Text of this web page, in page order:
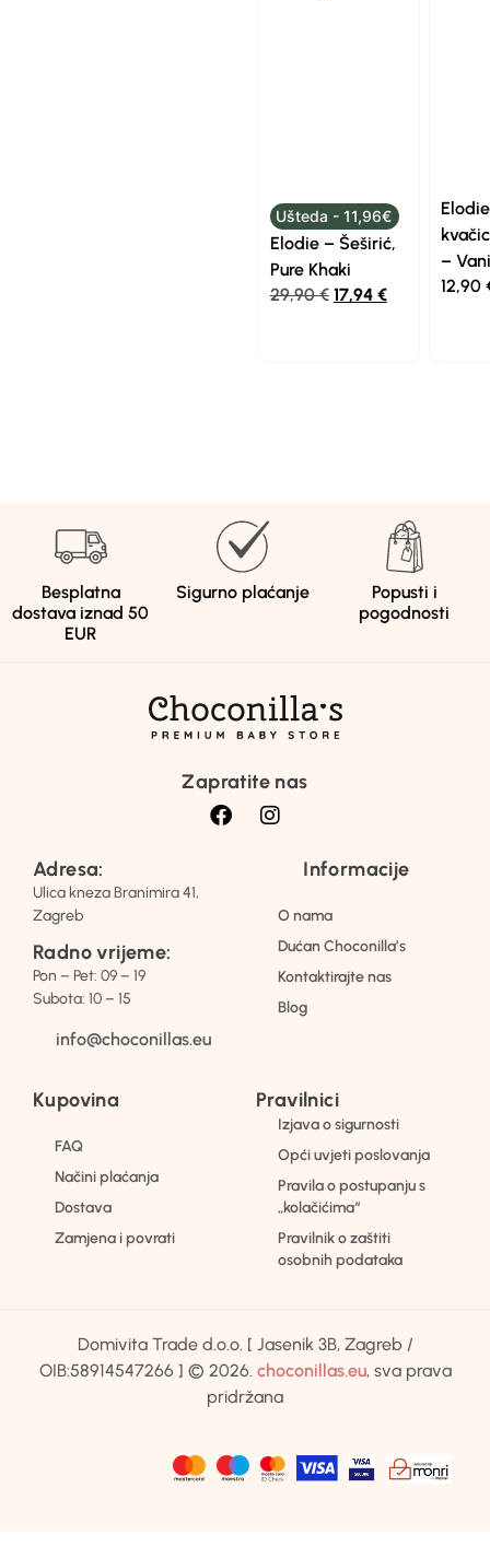
Ušteda - 11,96€
Elodie – Šeširić,
Pure Khaki
29,90€ 17,94 €
–
12,90
Besplatna
dostava iznad 50
EUR
Sigurno plaćanje
Popusti i
pogodnosti
Zapratite nas
Adresa:
Ulica kneza Branimira 41,
Zagreb
Radno vrijeme:
Pon – Pet: 09 – 19
Subota: 10 – 15
info@choconillas.eu
Informacije
O nama
Dućan Choconilla’s
Kontaktirajte nas
Blog
Kupovina
FAQ
Načini plaćanja
Dostava
Zamjena i povrati
Pravilnici
Izjava o sigurnosti
Opći uvjeti poslovanja
Pravila o postupanju s
„kolačićima“
Pravilnik o zaštiti
osobnih podataka
Domivita Trade d.o.o. [ Jasenik 3B, Zagreb /
OIB:58914547266 ] © 2026. choconillas.eu, sva prava
pridržana